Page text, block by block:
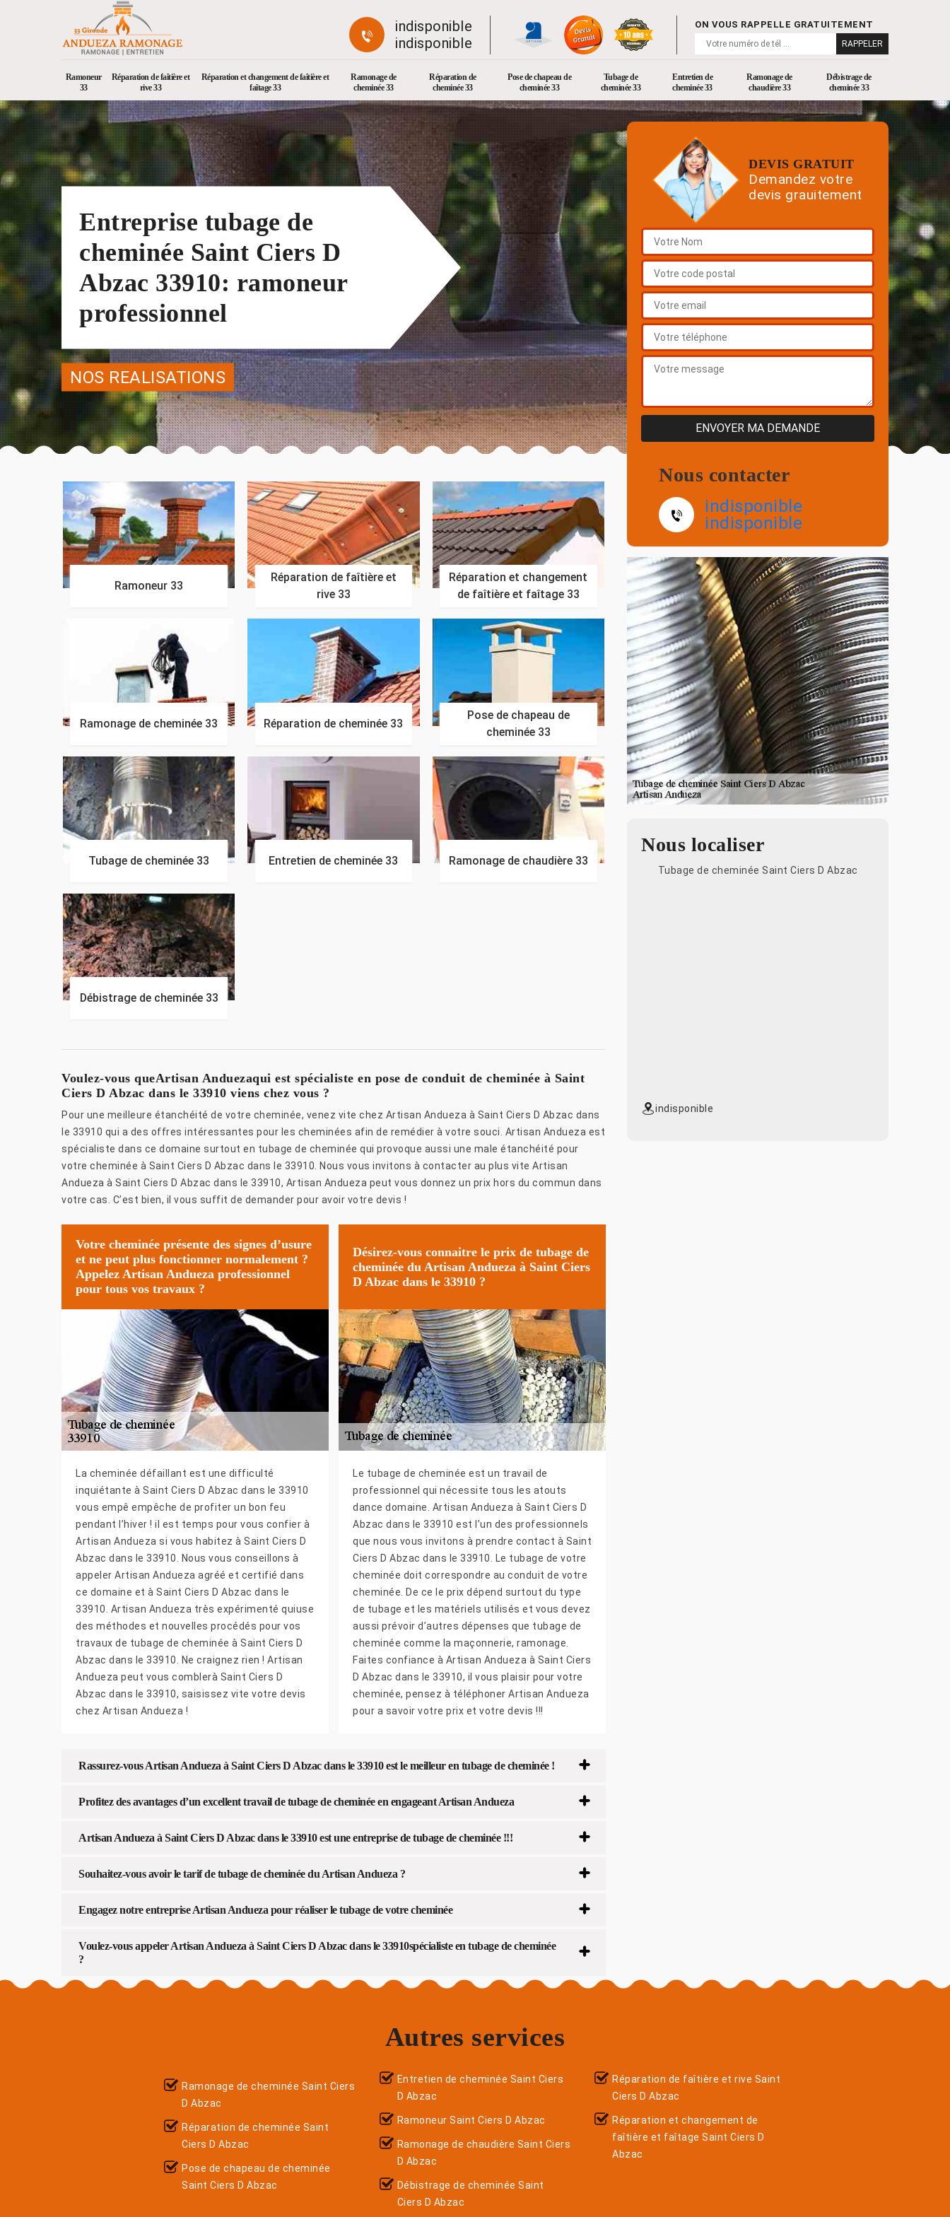
indisponible
indisponible
ON VOUS RAPPELLE GRATUITEMENT
Ramoneur
33
Réparation de faîtière et
rive 33
Réparation et changement de faîtière et
faîtage 33
Ramonage de
cheminée 33
Réparation de
cheminée 33
Pose de chapeau de
cheminée 33
Tubage de
cheminée 33
Entretien de
cheminée 33
Ramonage de
chaudière 33
Débistrage de
cheminée 33
Entreprise tubage de
cheminée Saint Ciers D
Abzac 33910: ramoneur
professionnel
NOS REALISATIONS
Ramoneur 33
Réparation de faîtière et
rive 33
Réparation et changement
de faîtière et faîtage 33
Ramonage de cheminée 33 Réparation de cheminée 33
Pose de chapeau de
cheminée 33
Tubage de cheminée 33 Entretien de cheminée 33 Ramonage de chaudière 33
Débistrage de cheminée 33
Voulez-vous queArtisan Anduezaqui est spécialiste en pose de conduit de cheminée à Saint
Ciers D Abzac dans le 33910 viens chez vous ?
Pour une meilleure étanchéité de votre cheminée, venez vite chez Artisan Andueza à Saint Ciers D Abzac dans
le 33910 qui a des offres intéressantes pour les cheminées afin de remédier à votre souci. Artisan Andueza est
spécialiste dans ce domaine surtout en tubage de cheminée qui provoque aussi une male étanchéité pour
votre cheminée à Saint Ciers D Abzac dans le 33910. Nous vous invitons à contacter au plus vite Artisan
Andueza à Saint Ciers D Abzac dans le 33910, Artisan Andueza peut vous donnez un prix hors du commun dans
votre cas. C’est bien, il vous suffit de demander pour avoir votre devis !
Votre cheminée présente des signes d’usure
et ne peut plus fonctionner normalement ?
Appelez Artisan Andueza professionnel
pour tous vos travaux ?
La cheminée défaillant est une difficulté
inquiétante à Saint Ciers D Abzac dans le 33910
vous empê empêche de profiter un bon feu
pendant l’hiver ! il est temps pour vous confier à
Artisan Andueza si vous habitez à Saint Ciers D
Abzac dans le 33910. Nous vous conseillons à
appeler Artisan Andueza agréé et certifié dans
ce domaine et à Saint Ciers D Abzac dans le
33910. Artisan Andueza très expérimenté quiuse
des méthodes et nouvelles procédés pour vos
travaux de tubage de cheminée à Saint Ciers D
Abzac dans le 33910. Ne craignez rien ! Artisan
Andueza peut vous comblerà Saint Ciers D
Abzac dans le 33910, saisissez vite votre devis
chez Artisan Andueza !
Désirez-vous connaitre le prix de tubage de
cheminée du Artisan Andueza à Saint Ciers
D Abzac dans le 33910 ?
Le tubage de cheminée est un travail de
professionnel qui nécessite tous les atouts
dance domaine. Artisan Andueza à Saint Ciers D
Abzac dans le 33910 est l’un des professionnels
que nous vous invitons à prendre contact à Saint
Ciers D Abzac dans le 33910. Le tubage de votre
cheminée doit correspondre au conduit de votre
cheminée. De ce le prix dépend surtout du type
de tubage et les matériels utilisés et vous devez
aussi prévoir d’autres dépenses que tubage de
cheminée comme la maçonnerie, ramonage.
Faites confiance à Artisan Andueza à Saint Ciers
D Abzac dans le 33910, il vous plaisir pour votre
cheminée, pensez à téléphoner Artisan Andueza
pour a savoir votre prix et votre devis !!!
Rassurez-vous Artisan Andueza à Saint Ciers D Abzac dans le 33910 est le meilleur en tubage de cheminée !
Profitez des avantages d’un excellent travail de tubage de cheminée en engageant Artisan Andueza
Artisan Andueza à Saint Ciers D Abzac dans le 33910 est une entreprise de tubage de cheminée !!!
Souhaitez-vous avoir le tarif de tubage de cheminée du Artisan Andueza ?
Engagez notre entreprise Artisan Andueza pour réaliser le tubage de votre cheminée
Voulez-vous appeler Artisan Andueza à Saint Ciers D Abzac dans le 33910spécialiste en tubage de cheminée
?
DEVIS GRATUIT
Demandez votre
devis grauitement
Nous contacter
indisponible
indisponible
Nous localiser
Tubage de cheminée Saint Ciers D Abzac
indisponible
Autres services
Ramonage de cheminée Saint Ciers
D Abzac
Réparation de cheminée Saint
Ciers D Abzac
Pose de chapeau de cheminée
Saint Ciers D Abzac
Entretien de cheminée Saint Ciers
D Abzac
Ramoneur Saint Ciers D Abzac
Ramonage de chaudière Saint Ciers
D Abzac
Débistrage de cheminée Saint
Ciers D Abzac
Réparation de faîtière et rive Saint
Ciers D Abzac
Réparation et changement de
faîtière et faîtage Saint Ciers D
Abzac